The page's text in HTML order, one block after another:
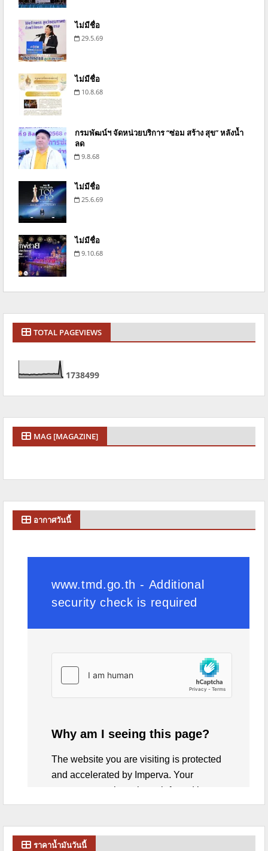
ไม่มีชื่อ
29.5.69
ไม่มีชื่อ
10.8.68
กรมพัฒน์ฯ จัดหน่วยบริการ “ซ่อม สร้าง สุข” หลังน้ำ
ลด
9.8.68
ไม่มีชื่อ
25.6.69
ไม่มีชื่อ
9.10.68
TOTAL PAGEVIEWS
1738499
MAG [MAGAZINE]
อากาศวันนี้
ราคาน้ำมันวันนี้